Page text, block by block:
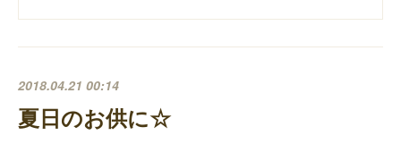
2018.04.21 00:14
夏日のお供に☆